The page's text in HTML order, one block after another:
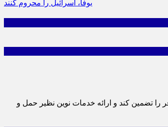
یوفا، اسرائیل را محروم کنند
را تضمین کند و ارائه خدمات نوین نظیر حمل و